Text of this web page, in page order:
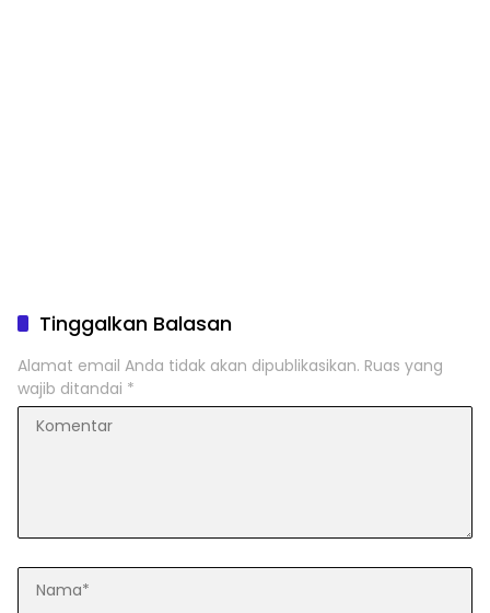
Tinggalkan Balasan
Alamat email Anda tidak akan dipublikasikan. Ruas yang
wajib ditandai *